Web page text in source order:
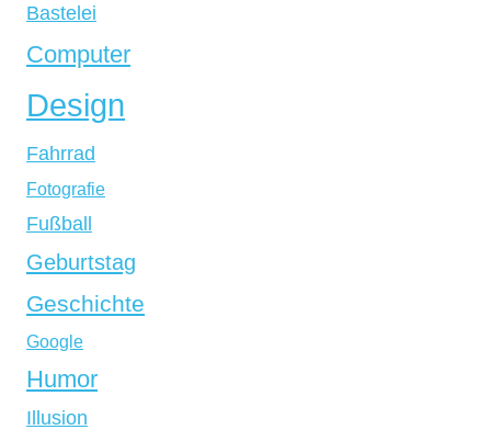
Bastelei
Computer
Design
Fahrrad
Fotografie
Fußball
Geburtstag
Geschichte
Google
Humor
Illusion